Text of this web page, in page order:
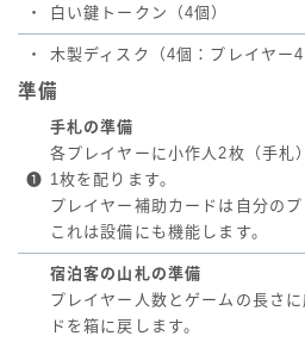
・ 白い鍵トークン（4個）
・ 木製ディスク（4個：プレイヤー4
準備
❶
手札の準備
各プレイヤーに小作人2枚（手札
1枚を配ります。
プレイヤー補助カードは自分の
これは設備にも機能します。
宿泊客の山札の準備
プレイヤー人数とゲームの長さ
ドを箱に戻します。